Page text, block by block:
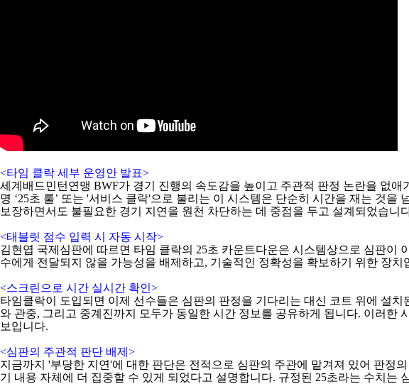
<타임 클락 세부 운영안 발표>
세계배드민턴연맹 BWF가 경기 진행의 속도감을 높이고 주관적 판정 논란을 없애
명 ‘25초 룰’ 또는 '서비스 클락'으로 불리는 이 시스템은 단순히 시간을 재는 것을
보장하면서도 불필요한 경기 지연을 원천 차단하는 데 중점을 두고 설계되었습니
<태블릿 점수 입력 시 자동 시작>
김현엽 국제심판에 따르면 타임 클락의 25초 카운트다운은 시스템상으로 심판이
수에게 전달되지 않을 가능성을 배제하고, 기술적인 정확성을 확보하기 위한 장치
<스크린으로 시간 실시간 확인>
타임클락이 도입되면 이제 선수들은 심판의 판정을 기다리는 대신 코트 위에 설
와 관중, 그리고 중계진까지 모두가 동일한 시간 정보를 공유하게 됩니다. 이러한
보입니다.
<심판의 주관적 판단 배제 >
지금까지 '부당한 지연'에 대한 판단은 전적으로 심판의 주관에 맡겨져 있어 판정
기 내용 자체에 더 집중할 수 있게 되었다고 설명합니다. 규정된 25초라는 수치는